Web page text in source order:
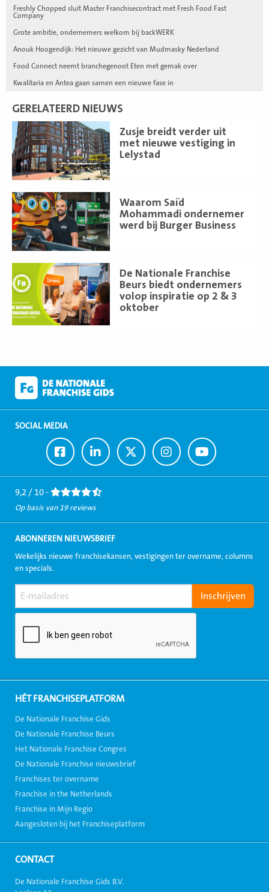
Freshly Chopped sluit Master Franchisecontract met Fresh Food Fast
Company
Grote ambitie, ondernemers welkom bij backWERK
Anouk Hoogendijk: Het nieuwe gezicht van Mudmasky Nederland
Food Connect neemt branchegenoot Eten met gemak over
Kwalitaria en Antea gaan samen een nieuwe fase in
GERELATEERD NIEUWS
Zusje breidt verder uit
met nieuwe vestiging in
Lelystad
Lees
meer
Waarom Saïd
Mohammadi ondernemer
werd bij Burger Business
Lees
meer
De Nationale Franchise
Beurs biedt ondernemers
volop inspiratie op 2 & 3
oktober
meer
SOCIAL MEDIA
Ga
naar
Facebook
Ga
naar
LinkedIn
Ga
naar
Twitter
Ga
naar
Instagram
Ga
naar
Youtube
9,2 / 10 -
Op basis van 19 reviews
ABONNEREN NIEUWSBRIEF
Wekelijks nieuwe franchisekansen, vestigingen ter overname, columns
en specials.
HÉT FRANCHISEPLATFORM
De Nationale Franchise Gids
De Nationale Franchise Beurs
Het Nationale Franchise Congres
De Nationale Franchise nieuwsbrief
Franchises ter overname
Franchise in the Netherlands
Franchise in Mijn Regio
Aangesloten bij het Franchiseplatform
CONTACT
De Nationale Franchise Gids B.V.